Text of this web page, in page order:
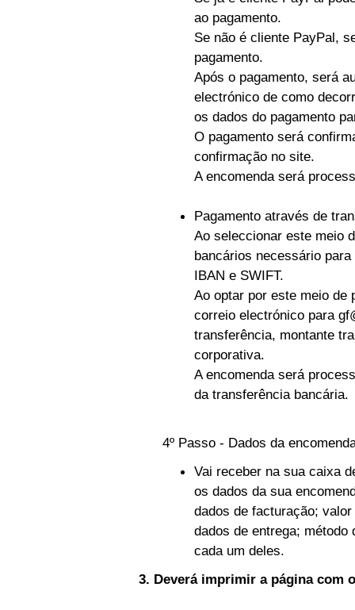
ao pagamento.
Se não é cliente PayPal,
pagamento.
Após o pagamento, será
electrónico de como
os dados do pagamento
O pagamento será
confirmação no site.
A encomenda será
Pagamento através de
Ao seleccionar este meio
bancários necessário
IBAN e SWIFT.
Ao optar por este meio de
correio electrónico para
transferência, montante
corporativa.
A encomenda será
da transferência bancária.
4º Passo - Dados da
Vai receber na sua caixa
os dados da sua
dados de facturação;
dados de entrega; método
cada um deles.
3. Deverá imprimir a página com